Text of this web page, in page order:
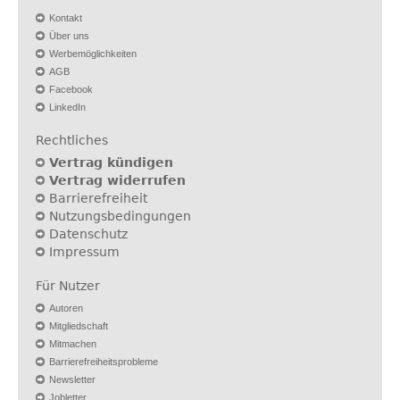
Kontakt
Über uns
Werbemöglichkeiten
AGB
Facebook
LinkedIn
Rechtliches
Vertrag kündigen
Vertrag widerrufen
Barrierefreiheit
Nutzungsbedingungen
Datenschutz
Impressum
Für Nutzer
Autoren
Mitgliedschaft
Mitmachen
Barrierefreiheitsprobleme
Newsletter
Jobletter